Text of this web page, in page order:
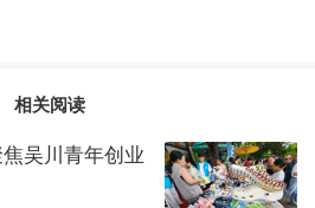
相关阅读
吴川青年创业